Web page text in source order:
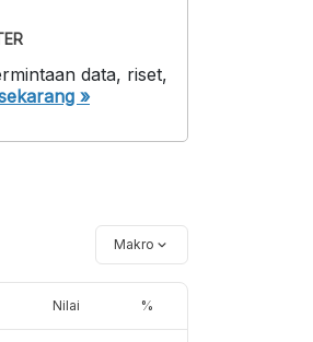
data, riset,
»
Makro
Nilai %